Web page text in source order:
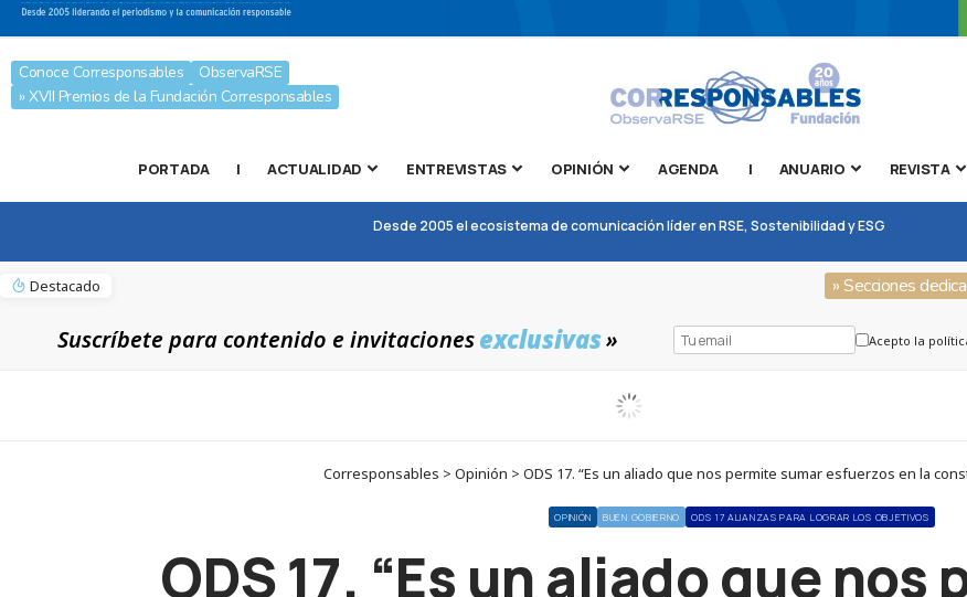
Conoce Corresponsables
ObservaRSE
» XVII Premios de la Fundación Corresponsables
PORTADA | ACTUALIDAD ENTREVISTAS OPINIÓN AGENDA | ANUARIO REVISTA
Desde 2005 el ecosistema de comunicación líder en RSE, Sostenibilidad y ESG
Destacado » Secciones
Suscríbete para contenido e invitacionesexclusivas» Acepto la
Corresponsables > Opinión > ODS 17. “Es un aliado que nos permite sumar esfuerzos en la
OPINIÓN BUEN GOBIERNO ODS 17 ALIANZAS PARA LOGRAR LOS OBJETIVOS
ODS 17. “Es un aliado que